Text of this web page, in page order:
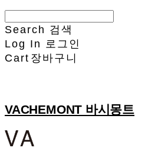
Search 검색
Log In 로그인
Cart 장바구니
VACHEMONT 바시몽트